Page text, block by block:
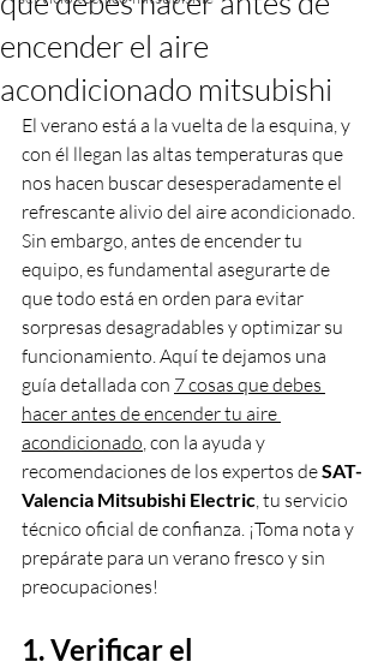
encender el aire
acondicionado mitsubishi
El verano está a la vuelta de la esquina, y
con él llegan las altas temperaturas que
nos hacen buscar desesperadamente el
refrescante alivio del aire acondicionado.
Sin embargo, antes de encender tu
equipo, es fundamental asegurarte de
que todo está en orden para evitar
sorpresas desagradables y optimizar su
funcionamiento. Aquí te dejamos una
guía detallada con 7 cosas que debes
hacer antes de encender tu aire
acondicionado, con la ayuda y
recomendaciones de los expertos de SAT-
Valencia Mitsubishi Electric, tu servicio
técnico oficial de confianza. ¡Toma nota y
prepárate para un verano fresco y sin
preocupaciones!
1. Verificar el